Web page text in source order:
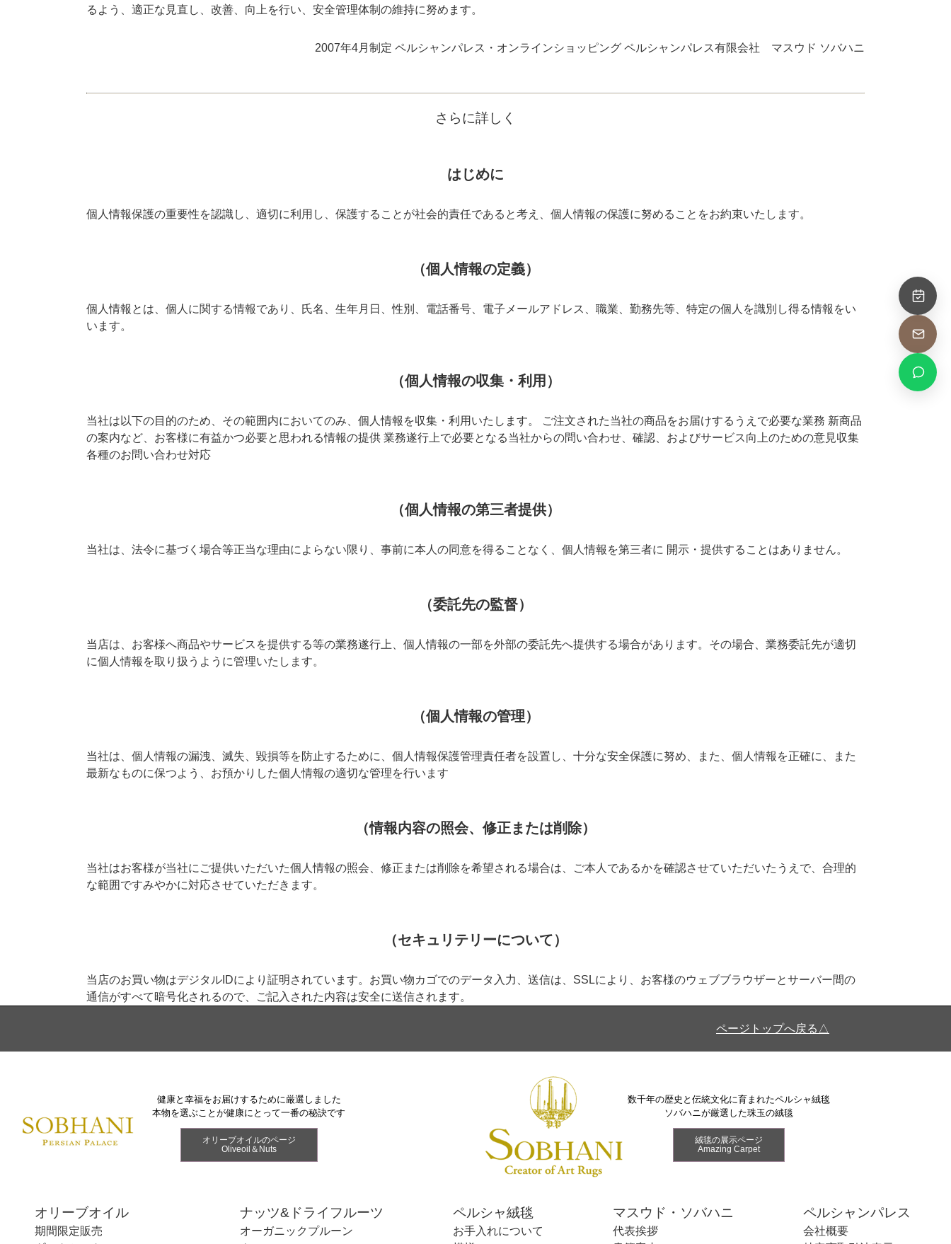
るよう、適正な見直し、改善、向上を行い、安全管理体制の維持に努めます。
2007年4月制定 ペルシャンパレス・オンラインショッピング ペルシャンパレス有限会社 マスウド ソバハニ
さらに詳しく
はじめに
個人情報保護の重要性を認識し、適切に利用し、保護することが社会的責任であると考え、個人情報の保護に努めることをお約束いたします。
（個人情報の定義）
個人情報とは、個人に関する情報であり、氏名、生年月日、性別、電話番号、電子メールアドレス、職業、勤務先等、特定の個人を識別し得る情報をい
います。
（個人情報の収集・利用）
当社は以下の目的のため、その範囲内においてのみ、個人情報を収集・利用いたします。 ご注文された当社の商品をお届けするうえで必要な業務 新商品
の案内など、お客様に有益かつ必要と思われる情報の提供 業務遂行上で必要となる当社からの問い合わせ、確認、およびサービス向上のための意見収集
各種のお問い合わせ対応
（個人情報の第三者提供）
当社は、法令に基づく場合等正当な理由によらない限り、事前に本人の同意を得ることなく、個人情報を第三者に 開示・提供することはありません。
（委託先の監督）
当店は、お客様へ商品やサービスを提供する等の業務遂行上、個人情報の一部を外部の委託先へ提供する場合があります。その場合、業務委託先が適切
に個人情報を取り扱うように管理いたします。
（個人情報の管理）
当社は、個人情報の漏洩、滅失、毀損等を防止するために、個人情報保護管理責任者を設置し、十分な安全保護に努め、また、個人情報を正確に、また
最新なものに保つよう、お預かりした個人情報の適切な管理を行います
（情報内容の照会、修正または削除）
当社はお客様が当社にご提供いただいた個人情報の照会、修正または削除を希望される場合は、ご本人であるかを確認させていただいたうえで、合理的
な範囲ですみやかに対応させていただきます。
（セキュリテリーについて）
当店のお買い物はデジタルIDにより証明されています。お買い物カゴでのデータ入力、送信は、SSLにより、お客様のウェブブラウザーとサーバー間の
通信がすべて暗号化されるので、ご記入された内容は安全に送信されます。
ページトップへ戻る△
健康と幸福をお届けするために厳選しました
本物を選ぶことが健康にとって一番の秘訣です
オリーブオイルのページ
Oliveoil＆Nuts
数千年の歴史と伝統文化に育まれたペルシャ絨毯
ソバハニが厳選した珠玉の絨毯
絨毯の展示ページ
Amazing Carpet
オリーブオイル
期間限定販売
ナッツ&ドライフルーツ
オーガニックプルーン
ペルシャ絨毯
お手入れについて
マスウド・ソバハニ
代表挨拶
ペルシャンパレス
会社概要